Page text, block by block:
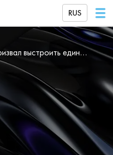
RUS
Президент Казахстана призвал выстроить единую вертикаль управления кибербезопасностью